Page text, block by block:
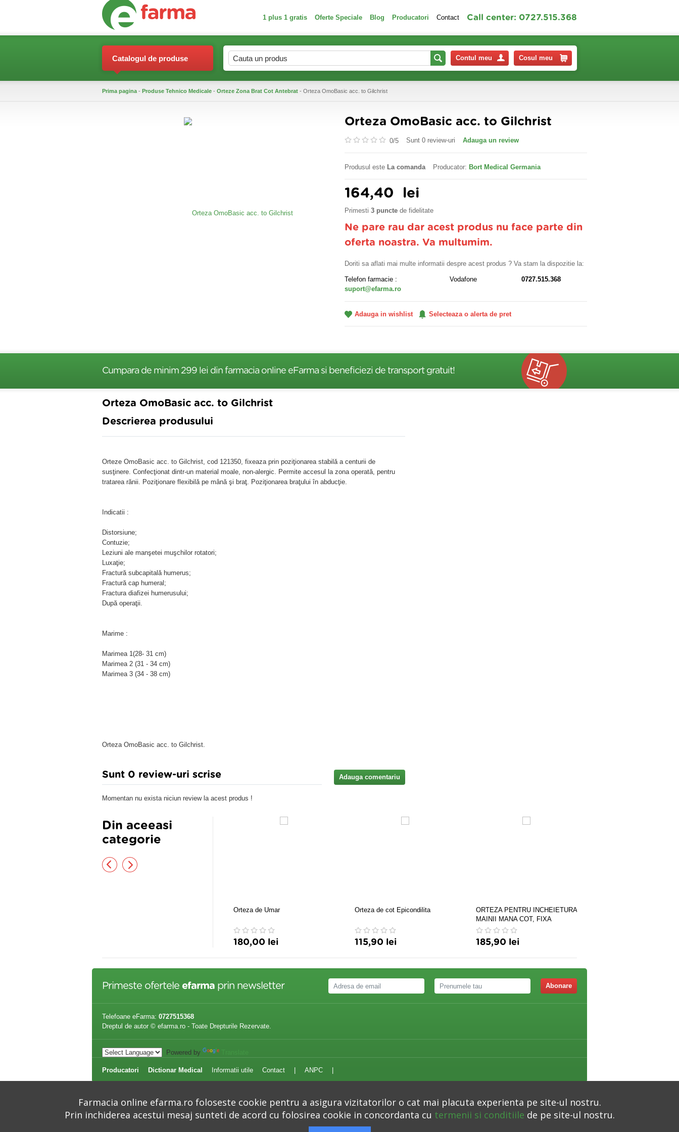
1 plus 1 gratis Oferte Speciale Blog Producatori Contact Call center: 0727.515.368
Catalogul de produse Contul meu Cosul meu
Prima pagina - Produse Tehnico Medicale - Orteze Zona Brat Cot Antebrat - Orteza OmoBasic acc. to Gilchrist
Orteza OmoBasic acc. to Gilchrist
0/5 Sunt 0 review-uri Adauga un review
Produsul este La comanda Producator: Bort Medical Germania
164,40 lei
Primesti 3 puncte de fidelitate
Ne pare rau dar acest produs nu face parte din
oferta noastra. Va multumim.
Doriti sa aflati mai multe informatii despre acest produs ? Va stam la dispozitie la:
Telefon farmacie : Vodafone
0727.515.368
suport@efarma.ro
Adauga in wishlist Selecteaza o alerta de pret
Cumpara de minim 299 lei din farmacia online eFarma si beneficiezi de transport gratuit!
Orteza OmoBasic acc. to Gilchrist
Descrierea produsului
Orteze OmoBasic acc. to Gilchrist, cod 121350, fixeaza prin poziţionarea stabilă a centurii de
susţinere. Confecţionat dintr-un material moale, non-alergic. Permite accesul la zona operată, pentru
tratarea rănii. Poziţionare flexibilă pe mână şi braţ. Poziţionarea braţului în abducţie.
Indicatii :
Distorsiune;
Contuzie;
Leziuni ale manşetei muşchilor rotatori;
Luxaţie;
Fractură subcapitală humerus;
Fractură cap humeral;
Fractura diafizei humerusului;
După operaţii.
Marime :
Marimea 1(28- 31 cm)
Marimea 2 (31 - 34 cm)
Marimea 3 (34 - 38 cm)
Orteza OmoBasic acc. to Gilchrist.
Sunt 0 review-uri scrise Adauga comentariu
Momentan nu exista niciun review la acest produs !
Din aceeasi
categorie
Orteza de Umar
180,00 lei
Orteza de cot Epicondilita
115,90 lei
ORTEZA PENTRU INCHEIETURA
MAINII MANA COT, FIXA
185,90 lei
Primeste ofertele efarma prin newsletter Abonare
Telefoane eFarma: 0727515368
Dreptul de autor © efarma.ro - Toate Drepturile Rezervate.
Powered by
Producatori Dictionar Medical Informatii utile Contact ANPC
Autoritatea Nationala pentru Protectia Consumatorilor –
Farmacia online efarma.ro foloseste cookie pentru a asigura vizitatorilor o cat mai placuta experienta pe site-ul nostru.
Prin inchiderea acestui mesaj sunteti de acord cu folosirea cookie in concordanta cu termenii si conditiile de pe site-ul nostru.